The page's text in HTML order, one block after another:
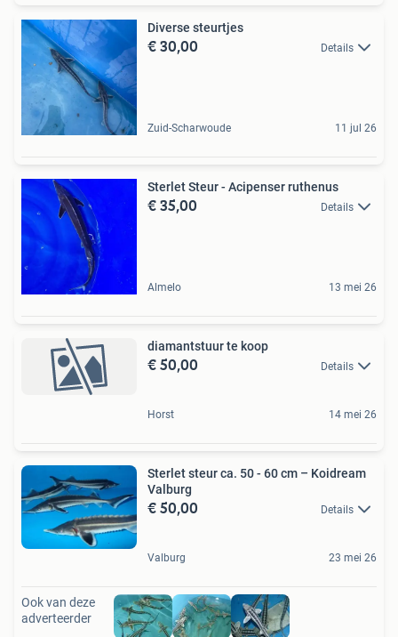
Diverse steurtjes
€ 30,00 Details
Zuid-Scharwoude 11 jul 26
Sterlet Steur - Acipenser ruthenus
€ 35,00 Details
Almelo 13 mei 26
diamantstuur te koop
€ 50,00 Details
Horst 14 mei 26
Sterlet steur ca. 50 - 60 cm – Koidream
Valburg
€ 50,00 Details
Valburg 23 mei 26
Ook van deze
adverteerder